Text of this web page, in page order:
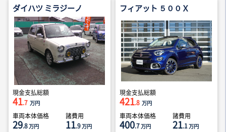
ダイハツ ミラジーノ
現金支払総額
41.7 万円
車両本体価格
29.8万円
諸費用
11.9万円
フィアット ５００Ｘ
現金支払総額
421.8 万円
車両本体価格
400.7万円
諸費用
21.1万円